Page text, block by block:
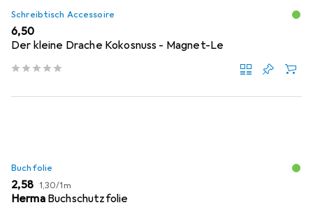
Schreibtisch Accessoire
EUR
6,50
Der kleine Drache Kokosnuss - Magnet-Le
Buchfolie
EUR
2,58 EUR
1,30/1m
Herma Buchschutzfolie